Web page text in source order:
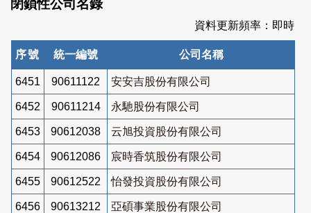
閉鎖性公司名錄
資料更新頻率：即時
序號 統一編號 公司名稱
6451 90611122 安安吉股份有限公司
6452 90611214 永馳股份有限公司
6453 90612038 云旭投資股份有限公司
6454 90612086 宸時香筑股份有限公司
6455 90612522 怡發投資股份有限公司
6456 90613212 亞碩事業股份有限公司